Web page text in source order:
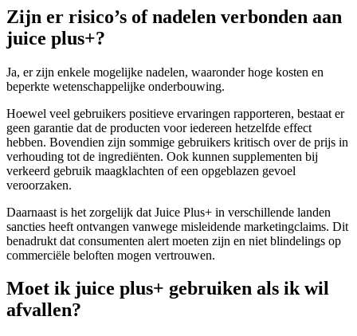
Zijn er risico’s of nadelen verbonden aan
juice plus+?
Ja, er zijn enkele mogelijke nadelen, waaronder hoge kosten en
beperkte wetenschappelijke onderbouwing.
Hoewel veel gebruikers positieve ervaringen rapporteren, bestaat er
geen garantie dat de producten voor iedereen hetzelfde effect
hebben. Bovendien zijn sommige gebruikers kritisch over de prijs in
verhouding tot de ingrediënten. Ook kunnen supplementen bij
verkeerd gebruik maagklachten of een opgeblazen gevoel
veroorzaken.
Daarnaast is het zorgelijk dat Juice Plus+ in verschillende landen
sancties heeft ontvangen vanwege misleidende marketingclaims. Dit
benadrukt dat consumenten alert moeten zijn en niet blindelings op
commerciële beloften mogen vertrouwen.
Moet ik juice plus+ gebruiken als ik wil
afvallen?